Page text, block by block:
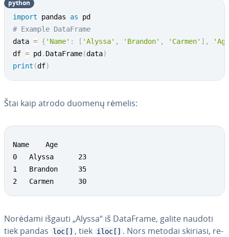
import pandas as
# Example DataFrame
data = { 'Name' : [ 'Alyssa' , 'Brandon' , 'Carmen' ] ,
df = pd . DataFrame(data)
print (df)
python
Štai kaip atrodo duomenų rėmelis:
Name    Age
0   Alyssa     	23
1 	Brandon     35
2  	Carmen     	30
Norėdami išgauti „Alyssa“ iš DataFrame, galite naudoti
tiek pandas
loc[] , tiek iloc[] . Nors metodai skiriasi, re­